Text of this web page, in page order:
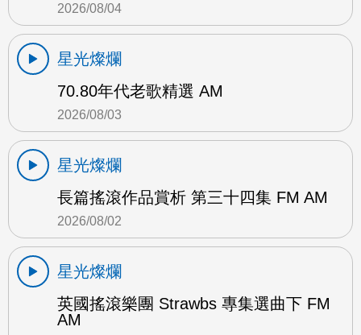
2026/08/04
星光燦爛
70.80年代老歌精選 AM
2026/08/03
星光燦爛
長篇搖滾作品賞析 第三十四集 FM AM
2026/08/02
星光燦爛
英國搖滾樂團 Strawbs 專集選曲下 FM
AM